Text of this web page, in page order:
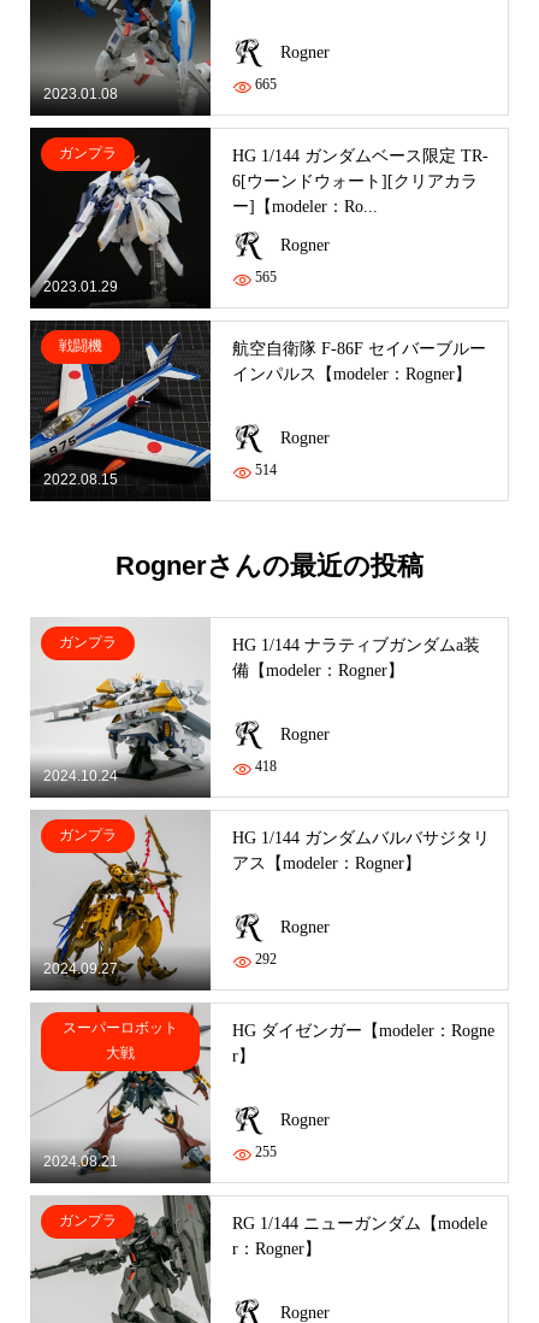
2023.01.08
Rogner
665
2023.01.29
ガンプラ
HG 1/144 ガンダムベース限定 TR-
6[ウーンドウォート][クリアカラ
ー]【modeler：Ro...
Rogner
565
2022.08.15
戦闘機
航空自衛隊 F-86F セイバーブルー
インパルス【modeler：Rogner】
Rogner
514
Rognerさんの最近の投稿
2024.10.24
ガンプラ
HG 1/144 ナラティブガンダムa装
備【modeler：Rogner】
Rogner
418
2024.09.27
ガンプラ
HG 1/144 ガンダムバルバサジタリ
アス【modeler：Rogner】
Rogner
292
2024.08.21
スーパーロボット
大戦
HG ダイゼンガー【modeler：Rogne
r】
Rogner
255
ガンプラ
RG 1/144 ニューガンダム【modele
r：Rogner】
Rogner